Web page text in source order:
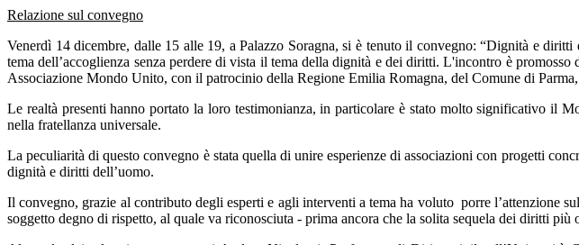
Relazione sul convegno
Venerdì 14 dicembre, dalle 15 alle 19, a Palazzo Soragna, si è tenuto il convegno: “Dignità e
tema dell’accoglienza senza perdere di vista il tema della dignità e dei diritti. L'incontro è
Associazione Mondo Unito, con il patrocinio della Regione Emilia Romagna, del Comune di
Le realtà presenti hanno portato la loro testimonianza, in particolare è stato molto significativo il
nella fratellanza universale.
La peculiarità di questo convegno è stata quella di unire esperienze di associazioni con progetti
dignità e diritti dell’uomo.
Il convegno, grazie al contributo degli esperti e agli interventi a tema ha voluto porre l’attenzione
soggetto degno di rispetto, al quale va riconosciuta - prima ancora che la solita sequela dei diritti